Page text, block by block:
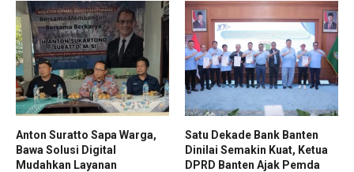
Anton Suratto Sapa Warga,
Bawa Solusi Digital
Mudahkan Layanan
Satu Dekade Bank Banten
Dinilai Semakin Kuat, Ketua
DPRD Banten Ajak Pemda